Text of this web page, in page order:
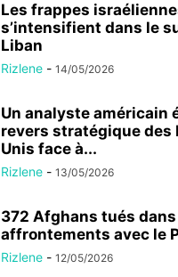
Les frappes
s’intensifient dans le
Liban
Rizlene - 14/05/2026
Un analyste américain
revers stratégique des
Unis face à...
Rizlene - 13/05/2026
372 Afghans tués
affrontements avec le
Rizlene - 12/05/2026